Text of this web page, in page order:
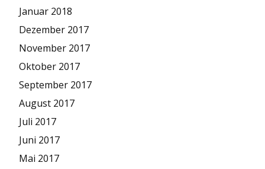
Januar 2018
Dezember 2017
November 2017
Oktober 2017
September 2017
August 2017
Juli 2017
Juni 2017
Mai 2017